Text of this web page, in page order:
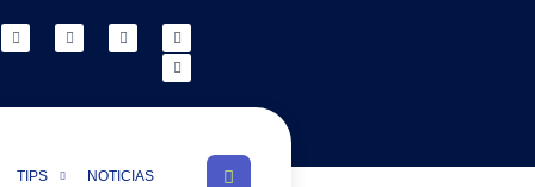
TIPS NOTICIAS